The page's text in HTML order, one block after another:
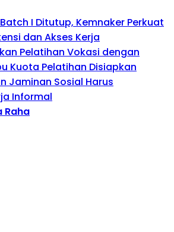
I Ditutup, Kemnaker Perkuat
dan Akses Kerja
Pelatihan Vokasi dengan
Kuota Pelatihan Disiapkan
Jaminan Sosial Harus
Informal
Raha